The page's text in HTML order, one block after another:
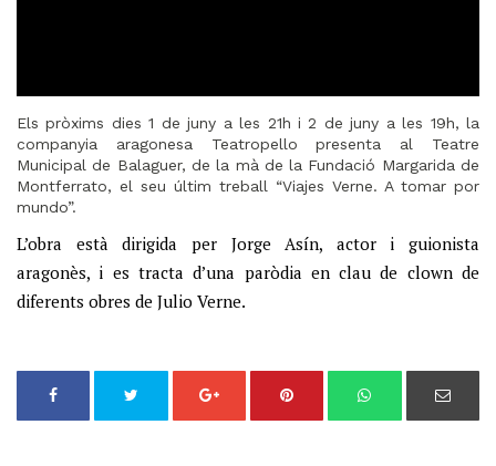
Els pròxims dies 1 de juny a les 21h i 2 de juny a les 19h, la
companyia aragonesa Teatropello presenta al Teatre
Municipal de Balaguer, de la mà de la Fundació Margarida de
Montferrato, el seu últim treball “Viajes Verne. A tomar por
mundo”.
L’obra està dirigida per Jorge Asín, actor i guionista
aragonès, i es tracta d’una paròdia en clau de clown de
diferents obres de Julio Verne.